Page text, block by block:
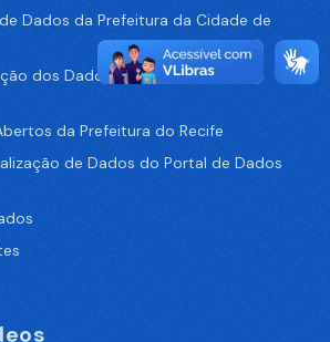
Dados da Prefeitura da Cidade de
dos Dados no Portal de Dados
da Prefeitura do Recife
de Dados do Portal de Dados